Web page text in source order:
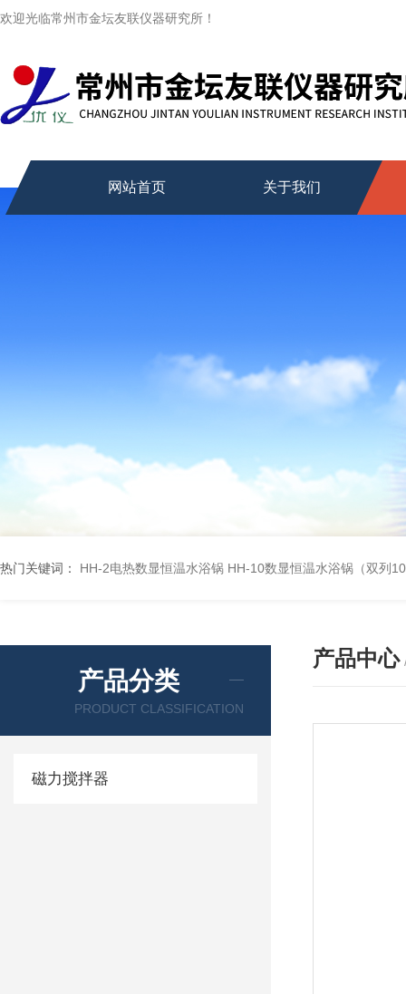
欢迎光临常州市金坛友联仪器研究所！
网站首页 关于我们
热门关键词： HH-2电热数显恒温水浴锅 HH-10数显恒温水浴锅（双列
产品分类
PRODUCT CLASSIFICATION
磁力搅拌器
产品中心